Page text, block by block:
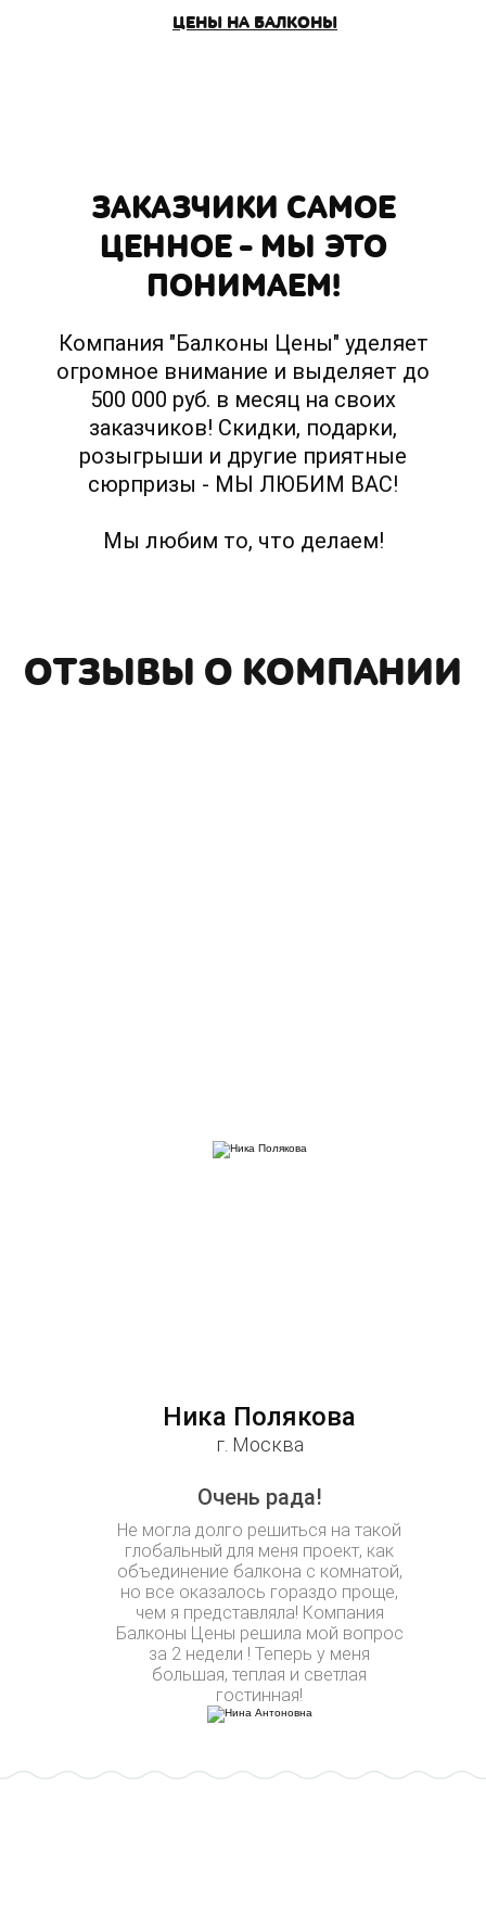
ЦЕНЫ НА БАЛКОНЫ
ЗАКАЗЧИКИ САМОЕ
ЦЕННОЕ – МЫ ЭТО
ПОНИМАЕМ!
Компания "Балконы Цены" уделяет
огромное внимание и выделяет до
500 000 руб. в месяц на своих
заказчиков! Скидки, подарки,
розыгрыши и другие приятные
сюрпризы - МЫ ЛЮБИМ ВАС!
Мы любим то, что делаем!
ОТЗЫВЫ О КОМПАНИИ
Ника Полякова
г. Москва
Очень рада!
Не могла долго решиться на такой
глобальный для меня проект, как
объединение балкона с комнатой,
но все оказалось гораздо проще,
чем я представляла! Компания
Балконы Цены решила мой вопрос
за 2 недели ! Теперь у меня
большая, теплая и светлая
гостинная!